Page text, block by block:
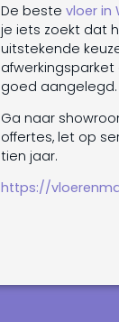
De beste vloer in
je iets zoekt dat
uitstekende
goed aangelegd.
Ga naar
offertes, let op
tien jaar.
https://